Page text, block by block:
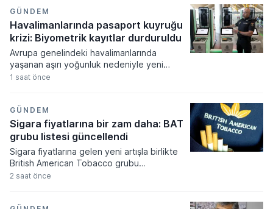
sayısı artarken, uzmanlar ciddi
komplikasyonlar konusunda kullanıcılara
yönelik uyarılarını sıkılaştırdı.
GÜNDEM
Havalimanlarında pasaport kuyruğu
krizi: Biyometrik kayıtlar durduruldu
Avrupa genelindeki havalimanlarında
yaşanan aşırı yoğunluk nedeniyle yeni
biyometrik kayıt sisteminin uygulanmasına
güvenliğinin süreçten olumsuz
etkilenmediğini vurguladı.
1 saat önce
GÜNDEM
Sigara fiyatlarına bir zam daha: BAT
grubu listesi güncellendi
Sigara fiyatlarına gelen yeni artışla birlikte
British American Tobacco grubu
ürünlerinde liste fiyatları güncellendi. Tekel
2 saat önce